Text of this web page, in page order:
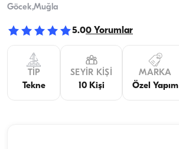
Göcek,Muğla
5.00 Yorumlar
TIP
Tekne
SEYIR KIŞI
10 Kişi
MARKA
Özel Yapım